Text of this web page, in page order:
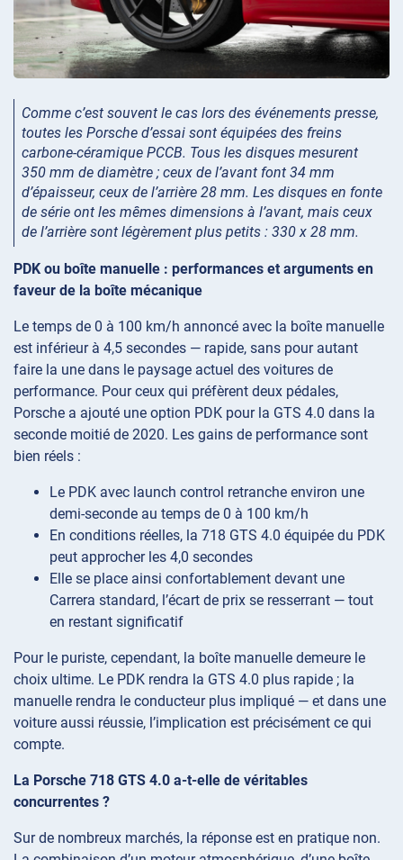
Comme c’est souvent le cas lors des événements presse,
toutes les Porsche d’essai sont équipées des freins
carbone-céramique PCCB. Tous les disques mesurent
350 mm de diamètre ; ceux de l’avant font 34 mm
d’épaisseur, ceux de l’arrière 28 mm. Les disques en fonte
de série ont les mêmes dimensions à l’avant, mais ceux
de l’arrière sont légèrement plus petits : 330 x 28 mm.
PDK ou boîte manuelle : performances et arguments en
faveur de la boîte mécanique
Le temps de 0 à 100 km/h annoncé avec la boîte manuelle
est inférieur à 4,5 secondes — rapide, sans pour autant
faire la une dans le paysage actuel des voitures de
performance. Pour ceux qui préfèrent deux pédales,
Porsche a ajouté une option PDK pour la GTS 4.0 dans la
seconde moitié de 2020. Les gains de performance sont
bien réels :
Le PDK avec launch control retranche environ une
demi-seconde au temps de 0 à 100 km/h
En conditions réelles, la 718 GTS 4.0 équipée du PDK
peut approcher les 4,0 secondes
Elle se place ainsi confortablement devant une
Carrera standard, l’écart de prix se resserrant — tout
en restant significatif
Pour le puriste, cependant, la boîte manuelle demeure le
choix ultime. Le PDK rendra la GTS 4.0 plus rapide ; la
manuelle rendra le conducteur plus impliqué — et dans une
voiture aussi réussie, l’implication est précisément ce qui
compte.
La Porsche 718 GTS 4.0 a-t-elle de véritables
concurrentes ?
Sur de nombreux marchés, la réponse est en pratique non.